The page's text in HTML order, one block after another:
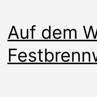
Auf dem